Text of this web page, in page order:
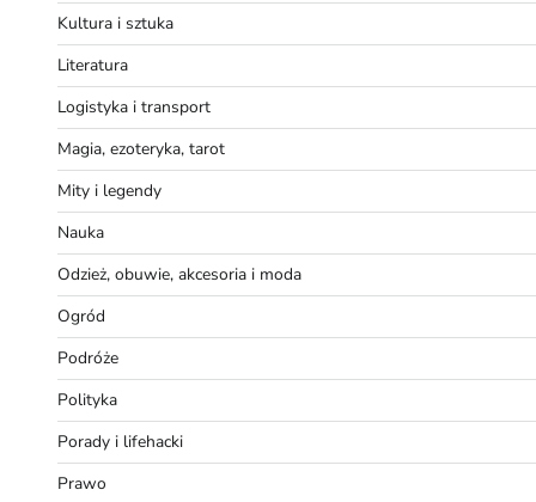
Kultura i sztuka
Literatura
Logistyka i transport
Magia, ezoteryka, tarot
Mity i legendy
Nauka
Odzież, obuwie, akcesoria i moda
Ogród
Podróże
Polityka
Porady i lifehacki
Prawo